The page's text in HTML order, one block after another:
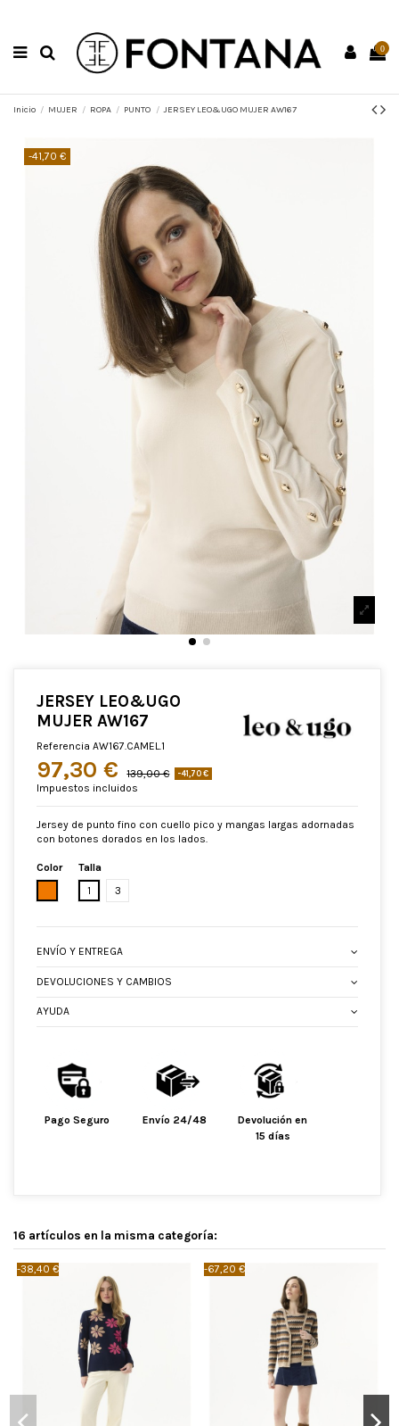
0
Inicio MUJER ROPA PUNTO JERSEY LEO&UGO MUJER AW167
-41,70 €
JERSEY LEO&UGO
MUJER AW167
Referencia AW167.CAMEL.1
97,30 € 139,00 € -41,70 €
Impuestos incluidos
Jersey de punto fino con cuello pico y mangas largas adornadas
con botones dorados en los lados.
Color
Talla
1
3
ENVÍO Y ENTREGA
DEVOLUCIONES Y CAMBIOS
AYUDA
Pago Seguro Envío 24/48
Devolución en
15 días
16 artículos en la misma categoría:
-38,40 € -67,20 €